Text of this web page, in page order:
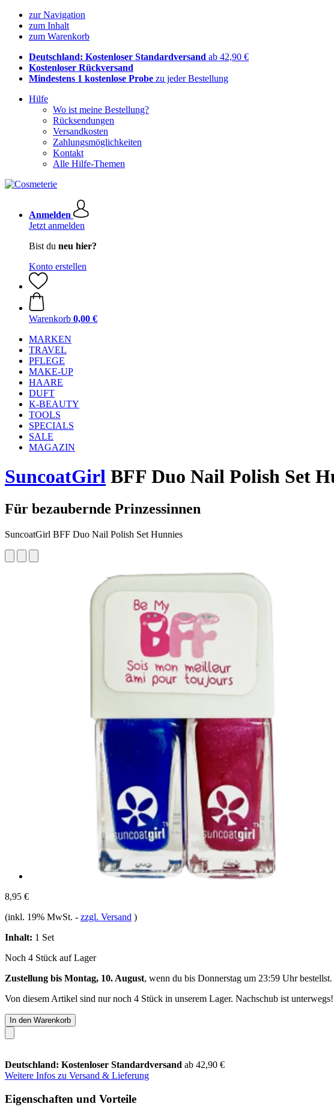
zur Navigation
zum Inhalt
zum Warenkorb
Deutschland: Kostenloser Standardversand ab 42,90 €
Kostenloser Rückversand
Mindestens 1 kostenlose Probe zu jeder Bestellung
Hilfe
Wo ist meine Bestellung?
Rücksendungen
Versandkosten
Zahlungsmöglichkeiten
Kontakt
Alle Hilfe-Themen
Anmelden
Jetzt anmelden
Bist du neu hier?
Konto erstellen
Warenkorb 0,00 €
MARKEN
TRAVEL
PFLEGE
MAKE-UP
HAARE
DUFT
K-BEAUTY
TOOLS
SPECIALS
SALE
MAGAZIN
SuncoatGirl BFF Duo Nail Polish Set
Für bezaubernde Prinzessinnen
SuncoatGirl BFF Duo Nail Polish Set Hunnies
8,95 €
(inkl. 19% MwSt. - zzgl. Versand )
Inhalt: 1 Set
Noch 4 Stück auf Lager
Zustellung bis Montag, 10. August, wenn du bis Donnerstag um 23:59 Uhrbestellst.
Von diesem Artikel sind nur noch 4 Stück in unserem Lager. Nachschub ist
In den Warenkorb
Deutschland: Kostenloser Standardversand ab 42,90 €
Weitere Infos zu Versand & Lieferung
Eigenschaften und Vorteile